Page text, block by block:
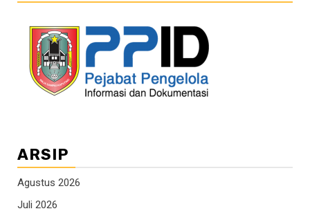
ARSIP
Agustus 2026
Juli 2026